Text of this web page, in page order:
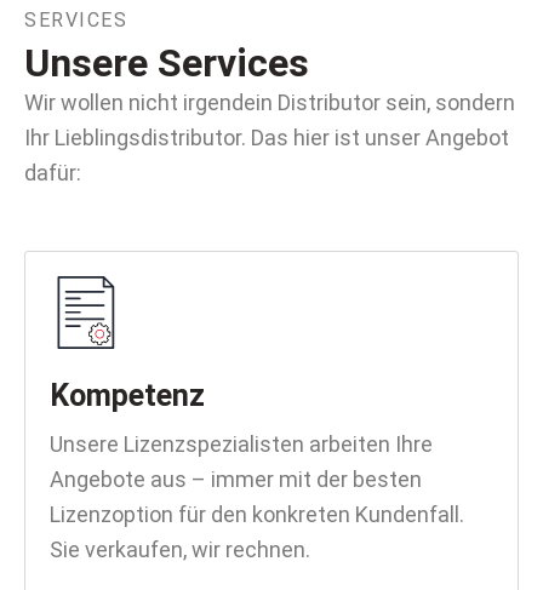
SERVICES
Unsere Services
Wir wollen nicht irgendein Distributor sein, sondern
Ihr Lieblingsdistributor. Das hier ist unser Angebot
dafür:
Kompetenz
Unsere Lizenzspezialisten arbeiten Ihre
Angebote aus – immer mit der besten
Lizenzoption für den konkreten Kundenfall.
Sie verkaufen, wir rechnen.